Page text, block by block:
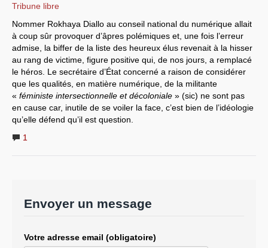
Tribune libre
Nommer Rokhaya Diallo au conseil national du numérique allait
à coup sûr provoquer d’âpres polémiques et, une fois l’erreur
admise, la biffer de la liste des heureux élus revenait à la hisser
au rang de victime, figure positive qui, de nos jours, a remplacé
le héros. Le secrétaire d’État concerné a raison de considérer
que les qualités, en matière numérique, de la militante
« féministe intersectionnelle et décoloniale » (sic) ne sont pas
en cause car, inutile de se voiler la face, c’est bien de l’idéologie
qu’elle défend qu’il est question.
1
Envoyer un message
Votre adresse email (obligatoire)